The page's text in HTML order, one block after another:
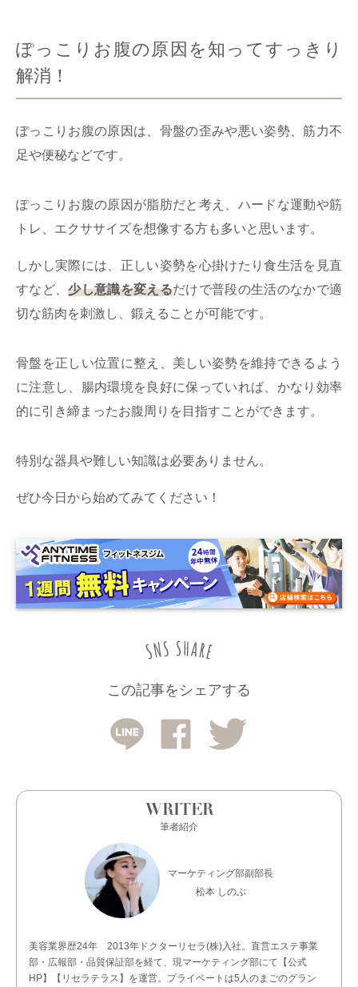
ぽっこりお腹の原因を知ってすっきり
解消！
ぽっこりお腹の原因は、骨盤の歪みや悪い姿勢、筋力不
足や便秘などです。
ぽっこりお腹の原因が脂肪だと考え、ハードな運動や筋
トレ、エクササイズを想像する方も多いと思います。
しかし実際には、正しい姿勢を心掛けたり食生活を見直
すなど、少し意識を変えるだけで普段の生活のなかで適
切な筋肉を刺激し、鍛えることが可能です。
骨盤を正しい位置に整え、美しい姿勢を維持できるよう
に注意し、腸内環境を良好に保っていれば、かなり効率
的に引き締まったお腹周りを目指すことができます。
特別な器具や難しい知識は必要ありません。
ぜひ今日から始めてみてください！
この記事をシェアする
WRITER
筆者紹介
マーケティング部副部長
松本 しのぶ
美容業界歴24年 2013年ドクターリセラ(株)入社。直営エステ事業
部・広報部・品質保証部を経て、現マーケティング部にて【公式
HP】【リセラテラス】を運営。プライベートは5人のまごのグラン